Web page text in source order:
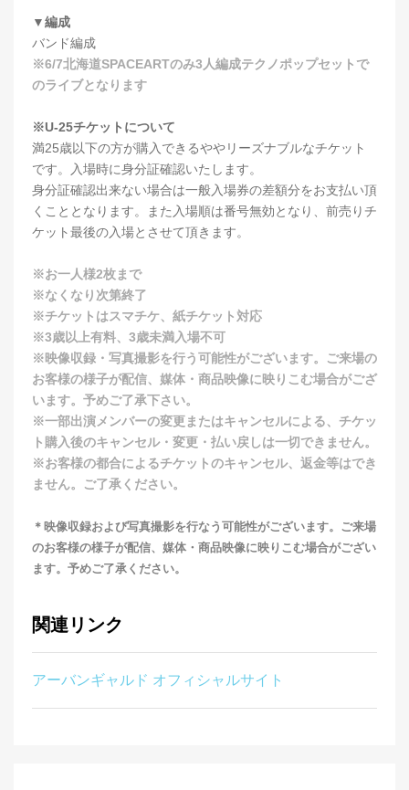
▼編成
バンド編成
※6/7北海道SPACEARTのみ3人編成テクノポップセットで
のライブとなります
※U-25チケットについて
満25歳以下の方が購入できるややリーズナブルなチケット
です。入場時に身分証確認いたします。
身分証確認出来ない場合は一般入場券の差額分をお支払い頂
くこととなります。また入場順は番号無効となり、前売りチ
ケット最後の入場とさせて頂きます。
※お一人様2枚まで
※なくなり次第終了
※チケットはスマチケ、紙チケット対応
※3歳以上有料、3歳未満入場不可
※映像収録・写真撮影を行う可能性がございます。ご来場の
お客様の様子が配信、媒体・商品映像に映りこむ場合がござ
います。予めご了承下さい。
※一部出演メンバーの変更またはキャンセルによる、チケッ
ト購入後のキャンセル・変更・払い戻しは一切できません。
※お客様の都合によるチケットのキャンセル、返金等はでき
ません。ご了承ください。
＊映像収録および写真撮影を行なう可能性がございます。ご来場
のお客様の様子が配信、媒体・商品映像に映りこむ場合がござい
ます。予めご了承ください。
関連リンク
アーバンギャルド オフィシャルサイト